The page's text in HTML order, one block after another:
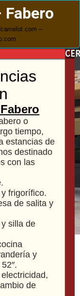
–
!
o
tiempo,
estancias de
destinado
con las
frigorífico.
de salita y
silla de
y
de